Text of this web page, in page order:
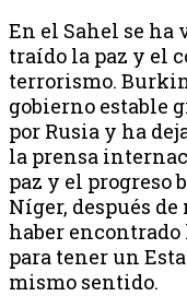
En el Sahel se ha
traído la paz y el
terrorismo.
gobierno estable
por Rusia y ha
la prensa
paz y el progreso
Níger, después
haber
para tener un
mismo sentido.